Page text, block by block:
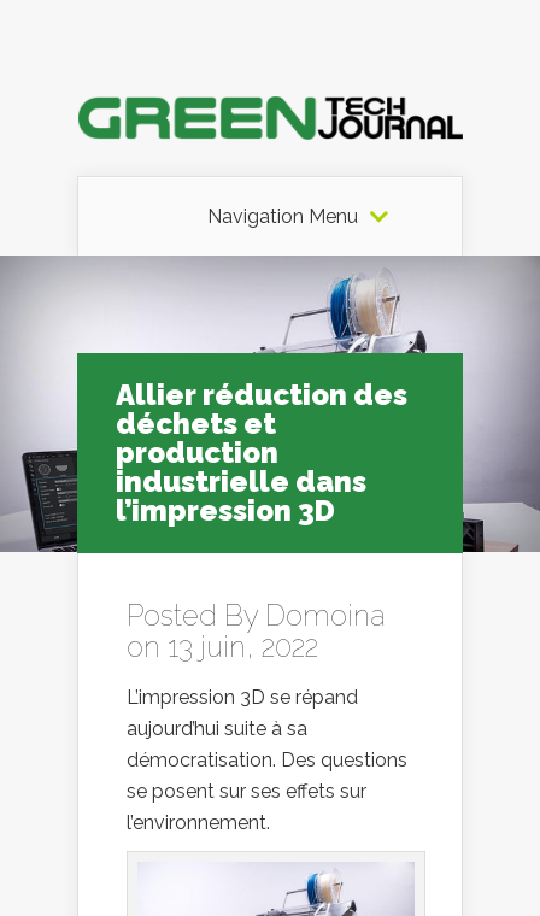
Navigation Menu
Allier réduction des
déchets et
production
industrielle dans
l’impression 3D
Posted By Domoina
on 13 juin, 2022
L’impression 3D se répand
aujourd’hui suite à sa
démocratisation. Des questions
se posent sur ses effets sur
l’environnement.